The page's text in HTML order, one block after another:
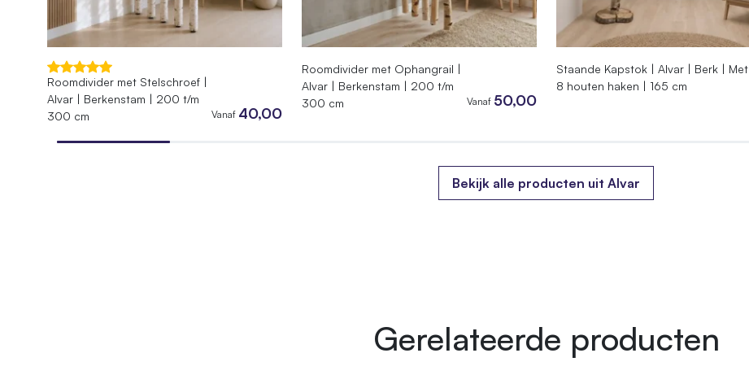
Roomdivider met Stelschroef |
Alvar | Berkenstam | 200 t/m
300 cm
Vanaf 40,00
Roomdivider met Ophangrail |
Alvar | Berkenstam | 200 t/m
300 cm
Vanaf 50,00
Staande Kapstok | Alvar | Berk | Met
8 houten haken | 165 cm
Bekijk alle producten uit Alvar
Gerelateerde producten